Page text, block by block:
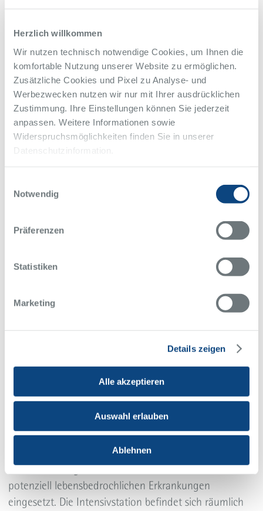
Herzlich willkommen
Wir nutzen technisch notwendige Cookies, um Ihnen die
komfortable Nutzung unserer Website zu ermöglichen.
Zusätzliche Cookies und Pixel zu Analyse- und
Werbezwecken nutzen wir nur mit Ihrer ausdrücklichen
Zustimmung. Ihre Einstellungen können Sie jederzeit
anpassen. Weitere Informationen sowie
Widerspruchsmöglichkeiten finden Sie in unserer
Datenschutzinformation.
Notwendig
Präferenzen
Statistiken
Marketing
Details zeigen
Alle akzeptieren
Auswahl erlauben
Ablehnen
Startseite Leistungen
Kliniken
Internistische Intensivstation
Auf der internistischen Intensivstation werden rund
um die Uhr modernste Medizintechnik und Methoden
zur Behandlung von Patienten mit akut oder
potenziell lebensbedrochlichen Erkrankungen
eingesetzt. Die Intensivstation befindet sich räumlich